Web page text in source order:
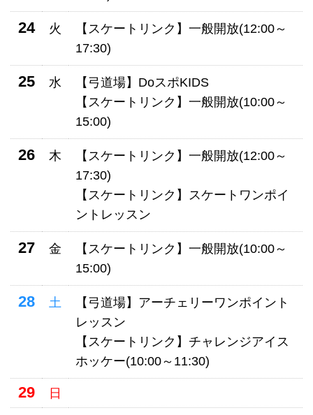
24 火
【スケートリンク】一般開放(12:00～
17:30)
25 水
【弓道場】DoスポKIDS
【スケートリンク】一般開放(10:00～
15:00)
26 木
【スケートリンク】一般開放(12:00～
17:30)
【スケートリンク】スケートワンポイ
ントレッスン
27 金
【スケートリンク】一般開放(10:00～
15:00)
28 土
【弓道場】アーチェリーワンポイント
レッスン
【スケートリンク】チャレンジアイス
ホッケー(10:00～11:30)
29 日